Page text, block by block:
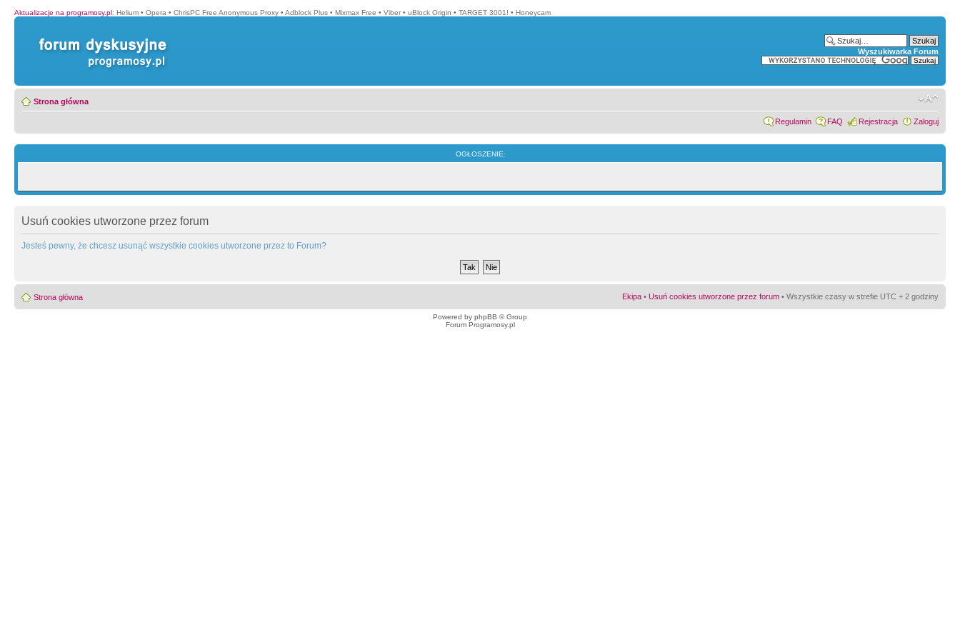
Aktualizacje na programosy.pl: Helium • Opera • ChrisPC Free Anonymous Proxy • Adblock Plus • Mixmax Free • Viber • uBlock Origin • TARGET 3001! • Honeycam
Wyszukiwarka Forum
Strona główna
Regulamin FAQ Rejestracja Zaloguj
OGŁOSZENIE:
Usuń cookies utworzone przez forum
Jesteś pewny, że chcesz usunąć wszystkie cookies utworzone przez to Forum?
Strona główna Ekipa • Usuń cookies utworzone przez forum • Wszystkie czasy w strefie UTC + 2 godziny
Powered by phpBB © Group
Forum Programosy.pl